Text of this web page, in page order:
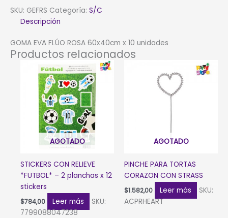
SKU: GEFRS Categoría: S/C
Descripción
GOMA EVA FLÚO ROSA 60x40cm x 10 unidades
Productos relacionados
AGOTADO
STICKERS CON RELIEVE
*FUTBOL* – 2 planchas x 12
stickers
$784,00 Leer más
SKU:
7799088047238
AGOTADO
PINCHE PARA TORTAS
CORAZON CON STRASS
$1.582,00 Leer más
SKU:
ACPRHEART